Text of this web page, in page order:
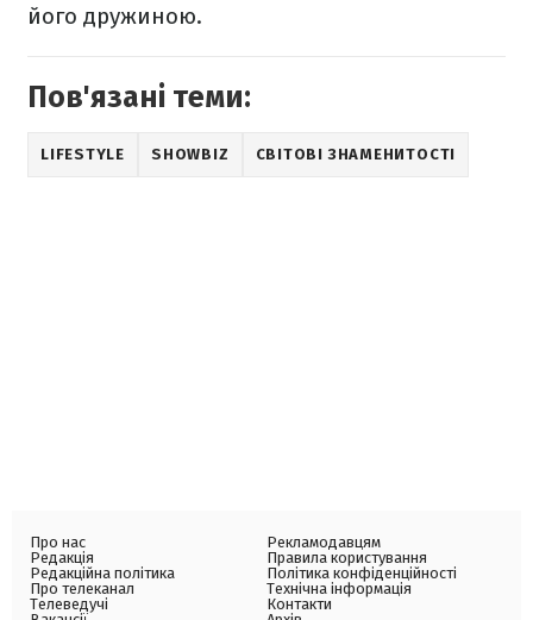
його дружиною.
Пов'язані теми:
LIFESTYLE SHOWBIZ СВІТОВІ ЗНАМЕНИТОСТІ
Про нас
Редакція
Редакційна політика
Про телеканал
Телеведучі
Рекламодавцям
Правила користування
Політика конфіденційності
Технічна інформація
Контакти